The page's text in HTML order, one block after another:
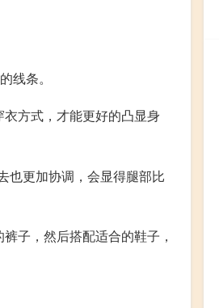
线条。
方式，才能更好的凸显身
也更加协调，会显得腿部比
子，然后搭配适合的鞋子，